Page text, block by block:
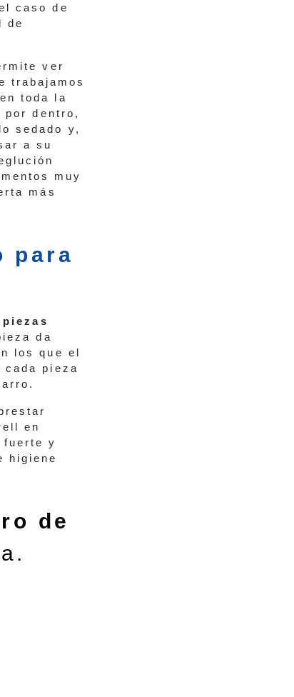
caso de
de
ver
trabajamos
toda la
dentro,
sedado y,
a su
muy
más
para
da
los que el
pieza
en
fuerte y
higiene
de